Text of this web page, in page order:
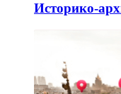
Историко-